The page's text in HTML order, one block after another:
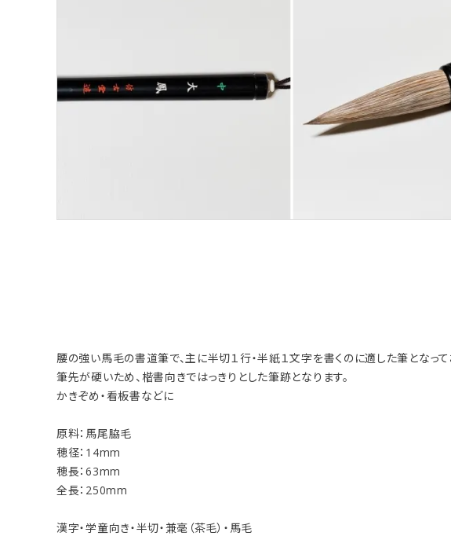
お問い合わせ
腰の強い馬毛の書道筆で、主に半切１行・半紙１文字を書くのに適した筆となって
筆先が硬いため、楷書向きではっきりとした筆跡となります。
かきぞめ・看板書などに
原料：馬尾脇毛
穂径：14mm
穂長：63mm
全長：250mm
漢字・学童向き・半切・兼毫（茶毛）・馬毛